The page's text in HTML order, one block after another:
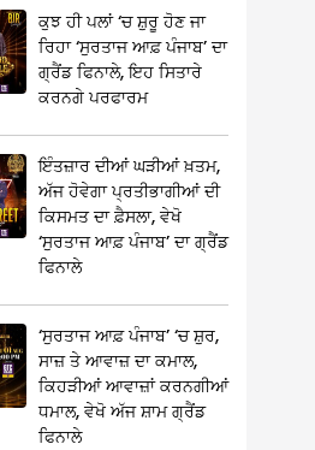
ਕੁਝ ਹੀ ਪਲਾਂ ‘ਚ ਸ਼ੁਰੂ ਹੋਣ ਜਾ
ਰਿਹਾ ‘ਸੁਰਤਾਜ ਆਫ਼ ਪੰਜਾਬ’ ਦਾ
ਗ੍ਰੈਂਡ ਫਿਨਾਲੇ, ਇਹ ਸਿਤਾਰੇ
ਕਰਨਗੇ ਪਰਫਾਰਮ
ਇੰਤਜ਼ਾਰ ਦੀਆਂ ਘੜੀਆਂ ਖ਼ਤਮ,
ਅੱਜ ਹੋਵੇਗਾ ਪ੍ਰਤੀਭਾਗੀਆਂ ਦੀ
ਕਿਸਮਤ ਦਾ ਫ਼ੈਸਲਾ, ਵੇਖੋ
‘ਸੁਰਤਾਜ ਆਫ਼ ਪੰਜਾਬ’ ਦਾ ਗ੍ਰੈਂਡ
ਫਿਨਾਲੇ
‘ਸੁਰਤਾਜ ਆਫ਼ ਪੰਜਾਬ’ ‘ਚ ਸ਼ੁਰ,
ਸਾਜ਼ ਤੇ ਆਵਾਜ਼ ਦਾ ਕਮਾਲ,
ਕਿਹੜੀਆਂ ਆਵਾਜ਼ਾਂ ਕਰਨਗੀਆਂ
ਧਮਾਲ, ਵੇਖੋ ਅੱਜ ਸ਼ਾਮ ਗ੍ਰੈਂਡ
ਫਿਨਾਲੇ